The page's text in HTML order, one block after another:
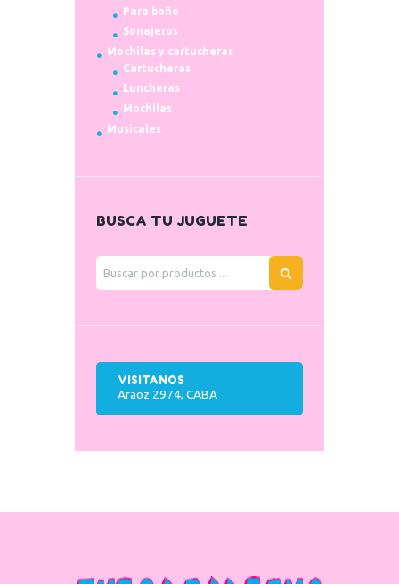
Para baño
Sonajeros
Mochilas y cartucheras
Cartucheras
Luncheras
Mochilas
Musicales
BUSCA TU JUGUETE
VISITANOS
Araoz 2974, CABA